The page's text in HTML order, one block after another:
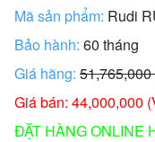
Mã sản phẩm: Rudi
Bảo hành: 60 tháng
Giá hãng:
Giá bán: 44,000,000
ĐẶT HÀNG ONLINE